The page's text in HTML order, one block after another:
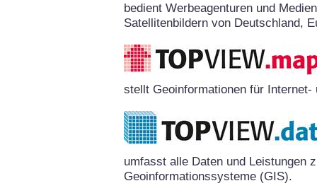
bedient Werbeagenturen und
Satellitenbildern von Deutschland,
stellt Geoinformationen für Internet-
umfasst alle Daten und Leistungen
Geoinformationssysteme (GIS).